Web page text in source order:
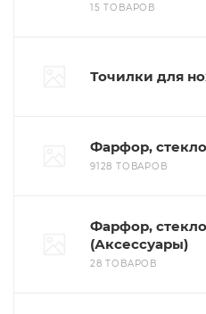
15 ТОВАРОВ
Точилки для
Фарфор,
9128 ТОВАРОВ
Фарфор,
(Аксессуары)
28 ТОВАРОВ